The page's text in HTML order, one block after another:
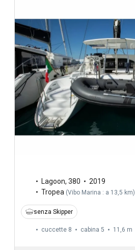
Lagoon, 380
2019
Tropea (Vibo Marina : a 13,5 km)
senza Skipper
cuccette 8 cabina 5 11,6 m